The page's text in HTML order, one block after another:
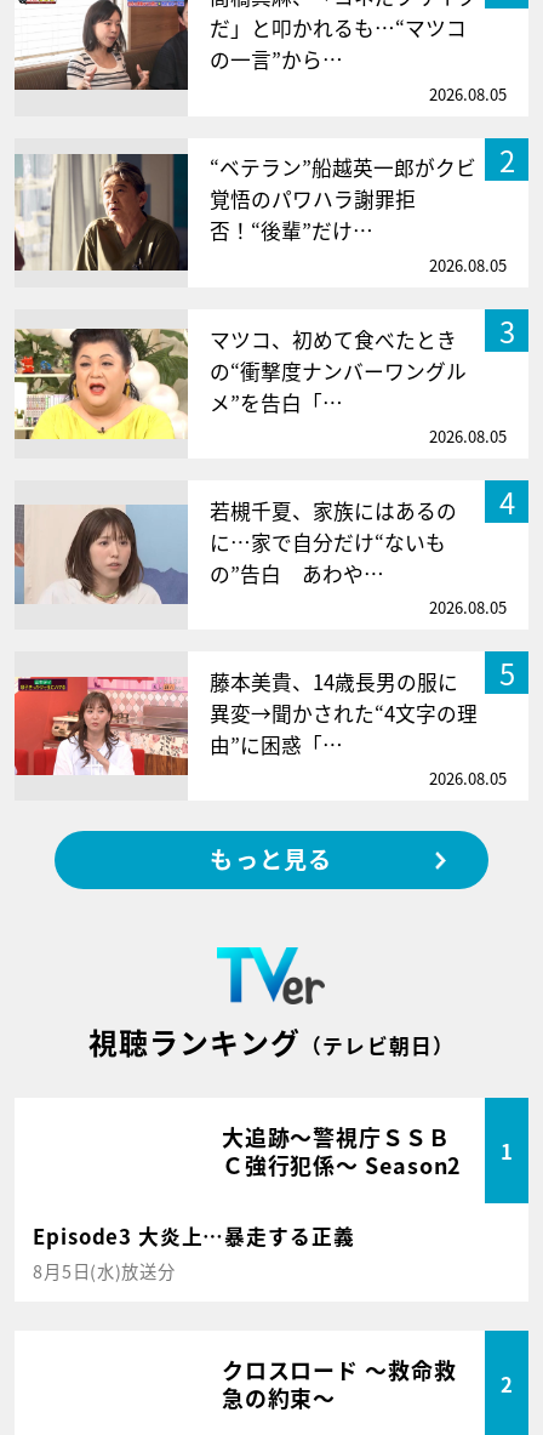
だ」と叩かれるも…“マツコ
の一言”から…
2026.08.05
2
“ベテラン”船越英一郎がクビ
覚悟のパワハラ謝罪拒
否！“後輩”だけ…
2026.08.05
3
マツコ、初めて食べたとき
の“衝撃度ナンバーワングル
メ”を告白「…
2026.08.05
4
若槻千夏、家族にはあるの
に…家で自分だけ“ないも
の”告白 あわや…
2026.08.05
5
藤本美貴、14歳長男の服に
異変→聞かされた“4文字の理
由”に困惑「…
2026.08.05
もっと見る
視聴ランキング （テレビ朝日）
大追跡～警視庁ＳＳＢ
Ｃ強行犯係～ Season2
1
Episode3 大炎上…暴走する正義
8月5日(水)放送分
クロスロード ～救命救
急の約束～
2